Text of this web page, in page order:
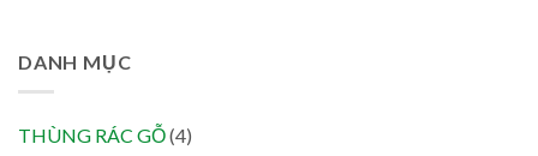
DANH MỤC
THÙNG RÁC GỖ(4)